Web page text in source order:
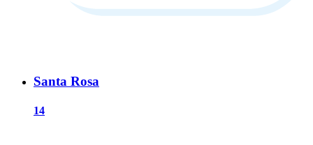
Santa Rosa
14